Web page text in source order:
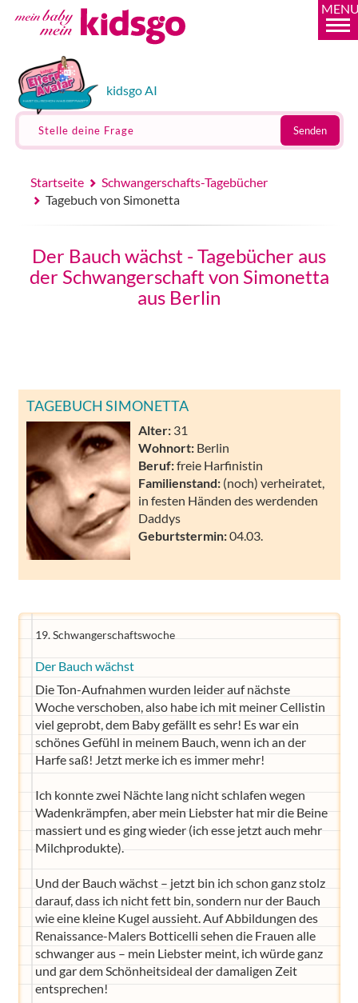
kidsgo AI
Stelle deine Frage Senden
Startseite
Schwangerschafts-Tagebücher
Tagebuch von Simonetta
Der Bauch wächst - Tagebücher aus
der Schwangerschaft von Simonetta
aus Berlin
TAGEBUCH SIMONETTA
Alter: 31
Wohnort: Berlin
Beruf:freie Harfinistin
Familienstand: (noch) verheiratet,
in festen Händen des werdenden
Daddys
Geburtstermin:04.03.
19. Schwangerschaftswoche
Der Bauch wächst
Die Ton-Aufnahmen wurden leider auf nächste
Woche verschoben, also habe ich mit meiner Cellistin
viel geprobt, dem Baby gefällt es sehr! Es war ein
schönes Gefühl in meinem Bauch, wenn ich an der
Harfe saß! Jetzt merke ich es immer mehr!
Ich konnte zwei Nächte lang nicht schlafen wegen
Wadenkrämpfen, aber mein Liebster hat mir die Beine
massiert und es ging wieder (ich esse jetzt auch mehr
Milchprodukte).
Und der Bauch wächst – jetzt bin ich schon ganz stolz
darauf, dass ich nicht fett bin, sondern nur der Bauch
wie eine kleine Kugel aussieht. Auf Abbildungen des
Renaissance-Malers Botticelli sehen die Frauen alle
schwanger aus – mein Liebster meint, ich würde ganz
und gar dem Schönheitsideal der damaligen Zeit
entsprechen!